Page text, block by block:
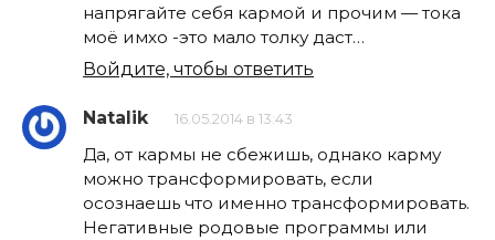
напрягайте себя кармой и прочим — тока
моё имхо -это мало толку даст…
Войдите, чтобы ответить
Natalik 16.05.2014 в 13:43
Да, от кармы не сбежишь, однако карму
можно трансформировать, если
осознаешь что именно трансформировать.
Негативные родовые программы или